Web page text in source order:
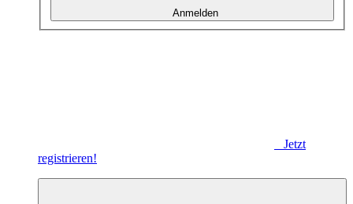
Anmelden
Jetzt
registrieren!